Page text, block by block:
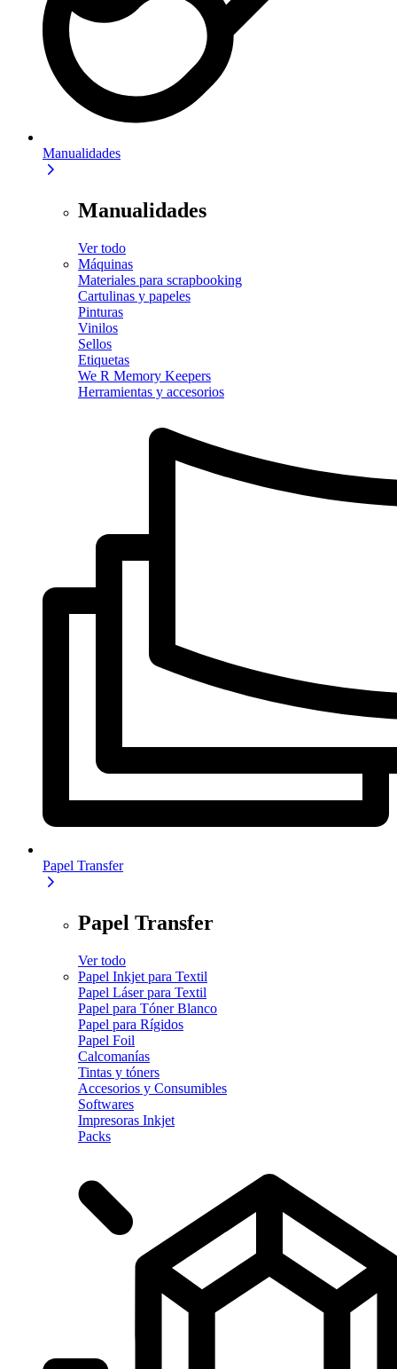
Manualidades
Manualidades
Ver todo
Máquinas
Materiales para scrapbooking
Cartulinas y papeles
Pinturas
Vinilos
Sellos
Etiquetas
We R Memory Keepers
Herramientas y accesorios
Papel Transfer
Papel Transfer
Ver todo
Papel Inkjet para Textil
Papel Láser para Textil
Papel para Tóner Blanco
Papel para Rígidos
Papel Foil
Calcomanías
Tintas y tóners
Accesorios y Consumibles
Softwares
Impresoras Inkjet
Packs